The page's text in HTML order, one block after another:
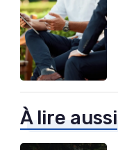
À lire aussi